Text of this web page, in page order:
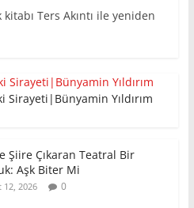
Ters Akıntı ile yeniden
Sirayeti|Bünyamin Yıldırım
Şiire Çıkaran Teatral Bir
Aşk Biter Mi
12, 2026 0